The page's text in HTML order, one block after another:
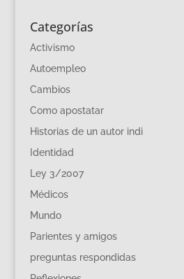
Categorías
Activismo
Autoempleo
Cambios
Como apostatar
Historias de un autor indi
Identidad
Ley 3/2007
Médicos
Mundo
Parientes y amigos
preguntas respondidas